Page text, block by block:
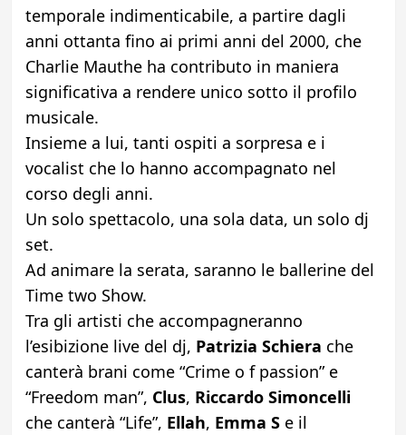
temporale indimenticabile, a partire dagli
anni ottanta fino ai primi anni del 2000, che
Charlie Mauthe ha contributo in maniera
significativa a rendere unico sotto il profilo
musicale.
Insieme a lui, tanti ospiti a sorpresa e i
vocalist che lo hanno accompagnato nel
corso degli anni.
Un solo spettacolo, una sola data, un solo dj
set.
Ad animare la serata, saranno le ballerine del
Time two Show.
Tra gli artisti che accompagneranno
l’esibizione live del dj, Patrizia Schiera che
canterà brani come “Crime o f passion” e
“Freedom man”, Clus, Riccardo Simoncelli
che canterà “Life”, Ellah, Emma Se il